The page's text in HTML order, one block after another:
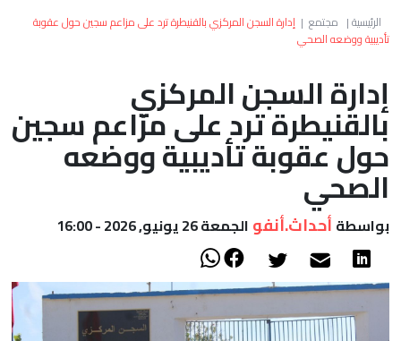
العالم
الصحراء
الرئيسية| مجتمع | إدارة السجن المركزي بالقنيطرة ترد على مزاعم سجين حول عقوبة
تأديبية ووضعه الصحي
إدارة السجن المركزي
بالقنيطرة ترد على مزاعم سجين
حول عقوبة تأديبية ووضعه
الصحي
بواسطة أحداث.أنفو الجمعة 26 يونيو, 2026 - 16:00